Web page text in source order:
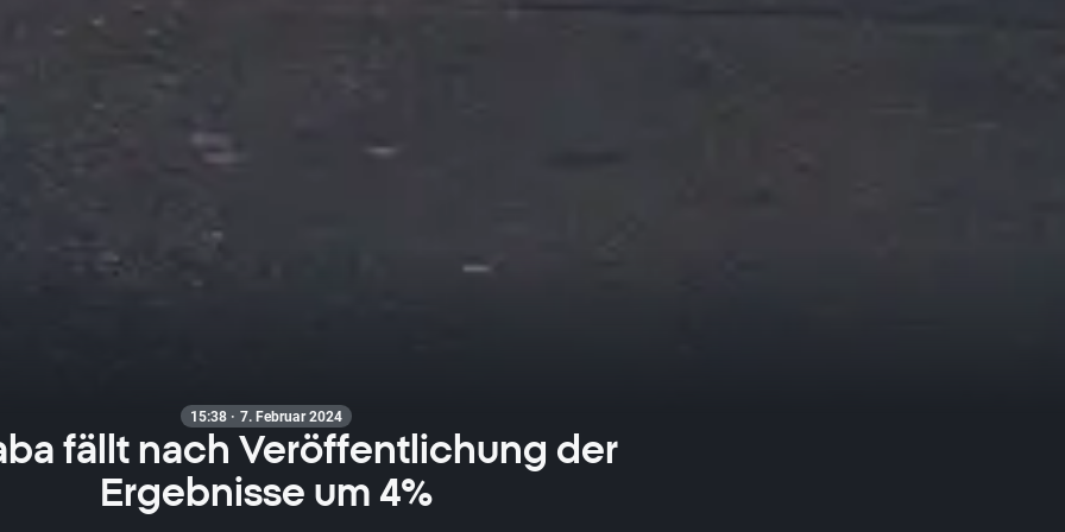
15:38 · 7. Februar 2024
fällt nach Veröffentlichung der
Ergebnisse um 4%